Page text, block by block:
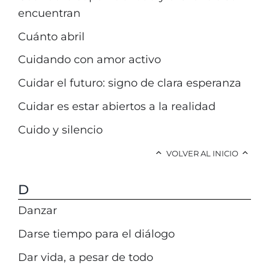
encuentran
Cuánto abril
Cuidando con amor activo
Cuidar el futuro: signo de clara esperanza
Cuidar es estar abiertos a la realidad
Cuido y silencio
VOLVER AL INICIO
D
Danzar
Darse tiempo para el diálogo
Dar vida, a pesar de todo